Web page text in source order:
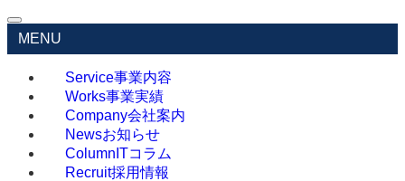
MENU
Service事業内容
Works事業実績
Company会社案内
Newsお知らせ
Column ITコラム
Recruit採用情報